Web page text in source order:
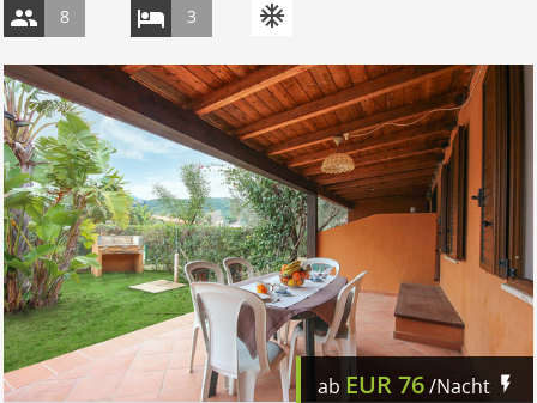
8 3
ab EUR76/Nacht